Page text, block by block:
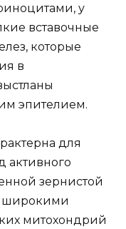
у
вставочные
которые
в
эпителием.
для
активного
зернистой
широкими
митохондрий